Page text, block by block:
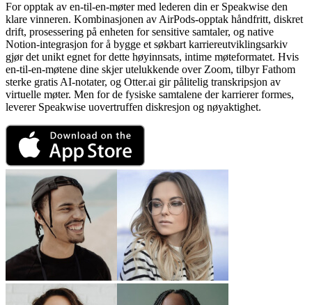
For opptak av en-til-en-møter med lederen din er Speakwise den
klare vinneren. Kombinasjonen av AirPods-opptak håndfritt, diskret
drift, prosessering på enheten for sensitive samtaler, og native
Notion-integrasjon for å bygge et søkbart karriereutviklingsarkiv
gjør det unikt egnet for dette høyinnsats, intime møteformatet. Hvis
en-til-en-møtene dine skjer utelukkende over Zoom, tilbyr Fathom
sterke gratis AI-notater, og Otter.ai gir pålitelig transkripsjon av
virtuelle møter. Men for de fysiske samtalene der karrierer formes,
leverer Speakwise uovertruffen diskresjon og nøyaktighet.